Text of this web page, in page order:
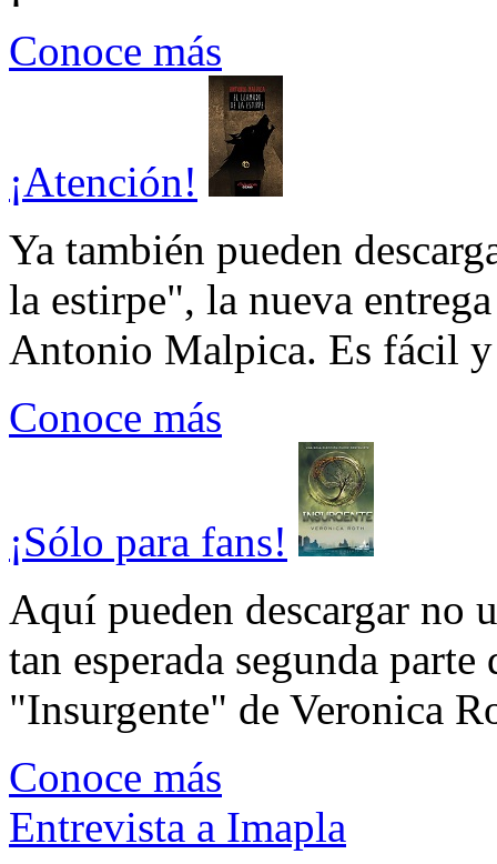
Conoce más
¡Atención!
Ya también pueden
la estirpe", la nueva
Antonio Malpica. Es fácil
Conoce más
¡Sólo para fans!
Aquí pueden descargar no
tan esperada segunda
"Insurgente" de Veronica
Conoce más
Entrevista a Imapla